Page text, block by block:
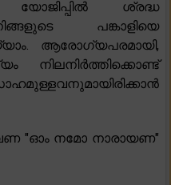
ശ്രദ്ധ
പങ്കാളിയെ
ആരോഗ്യപരമായി,
"ഓം നമോ നാരായണ"